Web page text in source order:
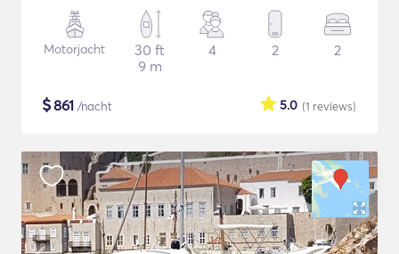
Motorjacht
30 ft
9 m
4 2 2
$861 /nacht (1 reviews)
5.0